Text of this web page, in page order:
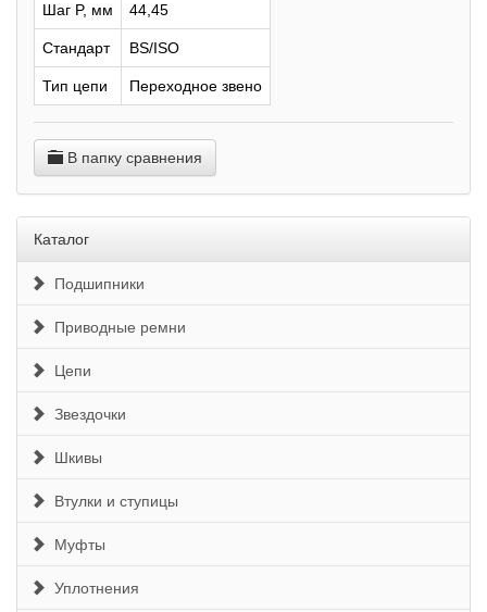
Шаг P, мм 44,45
Стандарт BS/ISO
Тип цепи Переходное звено
В папку сравнения
Каталог
Подшипники
Приводные ремни
Цепи
Звездочки
Шкивы
Втулки и ступицы
Муфты
Уплотнения